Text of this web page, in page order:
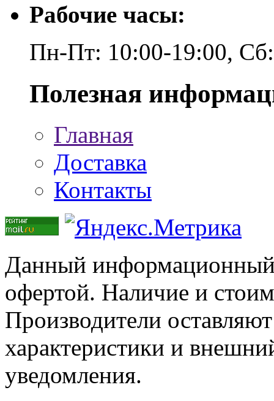
Рабочие часы:
Пн-Пт: 10:00-19:00,
Полезная
Главная
Доставка
Контакты
Данный информационный
офертой. Наличие и
Производители
характеристики и
уведомления.